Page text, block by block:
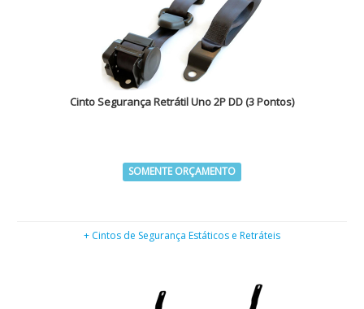
Cinto Segurança Retrátil Uno 2P DD (3 Pontos)
SOMENTE ORÇAMENTO
+ Cintos de Segurança Estáticos e Retráteis